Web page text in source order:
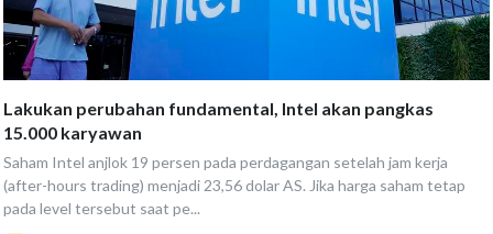
Lakukan perubahan fundamental, Intel akan pangkas
15.000 karyawan
Saham Intel anjlok 19 persen pada perdagangan setelah jam kerja
(after-hours trading) menjadi 23,56 dolar AS. Jika harga saham tetap
pada level tersebut saat pe...